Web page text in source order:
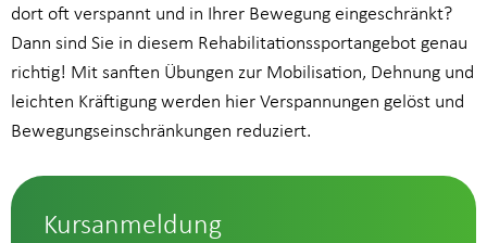
dort oft verspannt und in Ihrer Bewegung eingeschränkt?
Dann sind Sie in diesem Rehabilitationssportangebot genau
richtig! Mit sanften Übungen zur Mobilisation, Dehnung und
leichten Kräftigung werden hier Verspannungen gelöst und
Bewegungseinschränkungen reduziert.
Kursanmeldung